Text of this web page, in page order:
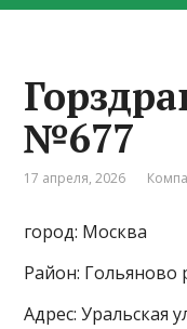
№677
17 апреля, 2026
город: Москва
Район: Гольяново
Адрес: Уральская